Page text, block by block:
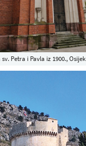
Petra i Pavla iz 1900., Osijek